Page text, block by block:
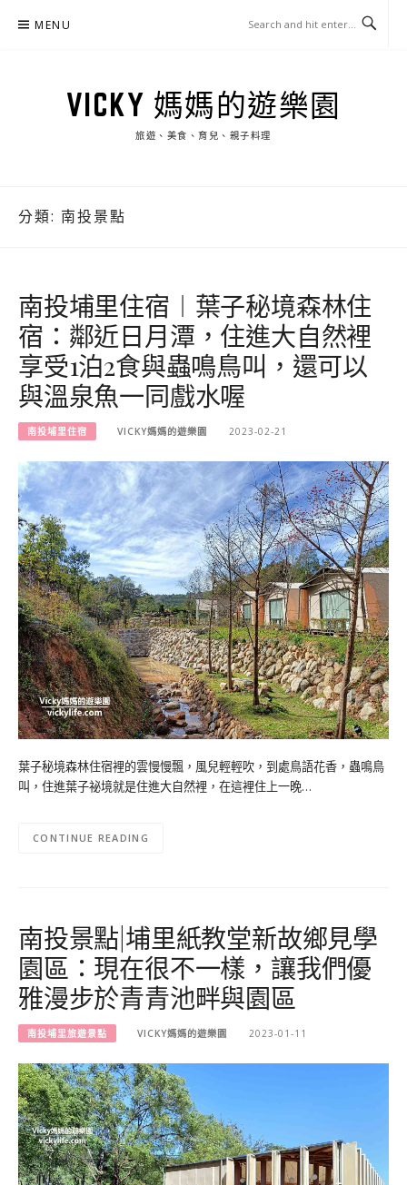
MENU
VICKY 媽媽的遊樂園
旅遊、美食、育兒、親子料理
分類: 南投景點
南投埔里住宿︱葉子秘境森林住
宿：鄰近日月潭，住進大自然裡
享受1泊2食與蟲鳴鳥叫，還可以
與溫泉魚一同戲水喔
南投埔里住宿 VICKY媽媽的遊樂園 2023-02-21
葉子秘境森林住宿裡的雲慢慢飄，風兒輕輕吹，到處鳥語花香，蟲鳴鳥
叫，住進葉子祕境就是住進大自然裡，在這裡住上一晚…
CONTINUE READING
南投景點|埔里紙教堂新故鄉見學
園區：現在很不一樣，讓我們優
雅漫步於青青池畔與園區
南投埔里旅遊景點 VICKY媽媽的遊樂園 2023-01-11